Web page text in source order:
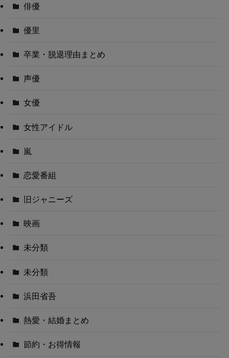
俳優
優里
卒業・脱退理由まとめ
声優
女優
女性アイドル
嵐
恋愛番組
旧ジャニーズ
映画
未分類
未分類
浜田省吾
熱愛・結婚まとめ
節約・お得情報